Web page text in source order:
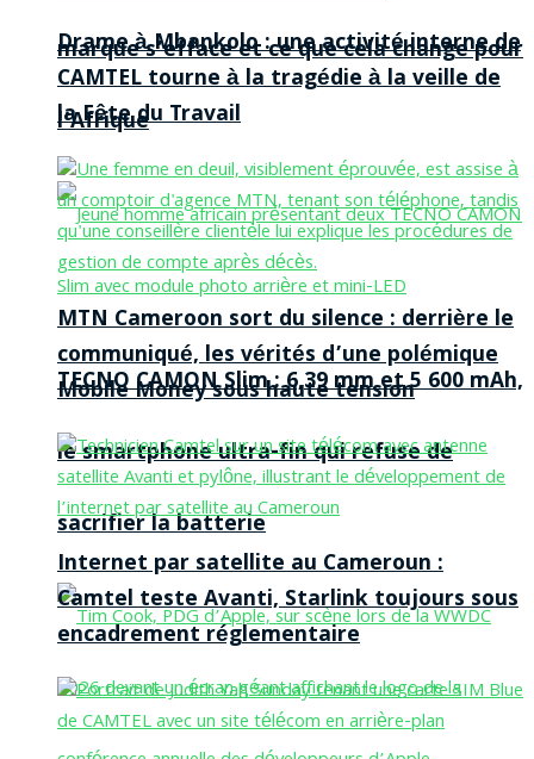
marque s’efface et ce que cela change pour
l’Afrique
TECNO CAMON Slim : 6,39 mm et 5 600 mAh,
le smartphone ultra-fin qui refuse de
sacrifier la batterie
Drame à Mbankolo : une activité interne de
CAMTEL tourne à la tragédie à la veille de
la Fête du Travail
MTN Cameroon sort du silence : derrière le
communiqué, les vérités d’une polémique
Mobile Money sous haute tension
Internet par satellite au Cameroun :
Camtel teste Avanti, Starlink toujours sous
encadrement réglementaire